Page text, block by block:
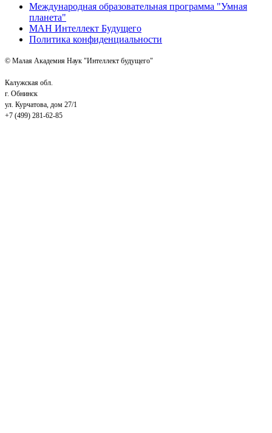
Международная образовательная программа "Умная
планета"
МАН Интеллект Будущего
Политика конфиденциальности
© Малая Академия Наук "Интеллект будущего"
Калужская обл.
г. Обнинск
ул. Курчатова, дом 27/1
+7 (499) 281-62-85